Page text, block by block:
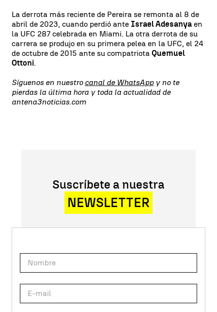
La derrota más reciente de Pereira se remonta al 8 de
abril de 2023, cuando perdió ante Israel Adesanya en
la UFC 287 celebrada en Miami. La otra derrota de su
carrera se produjo en su primera pelea en la UFC, el 24
de octubre de 2015 ante su compatriota Quemuel
Ottoni.
Síguenos en nuestro canal de WhatsAppy no te
pierdas la última hora y toda la actualidad de
antena3noticias.com
Suscríbete a nuestra
NEWSLETTER